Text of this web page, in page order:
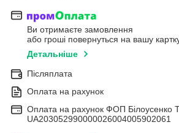
Ви отримаєте замовлення
або гроші повернуться на вашу
Детальніше
Післяплата
Оплата на рахунок
Оплата на рахунок ФОП Білоусенко
UA203052990000026004005902061